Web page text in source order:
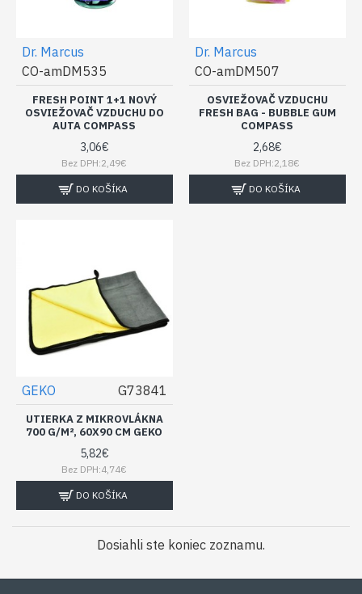
Dr. Marcus
CO-amDM535
FRESH POINT 1+1 NOVÝ
OSVIEŽOVAČ VZDUCHU DO
AUTA COMPASS
3,06€
Bez DPH:2,49€
DO KOŠÍKA
Dr. Marcus
CO-amDM507
OSVIEŽOVAČ VZDUCHU
FRESH BAG - BUBBLE GUM
COMPASS
2,68€
Bez DPH:2,18€
DO KOŠÍKA
GEKO G73841
UTIERKA Z MIKROVLÁKNA
700 G/M², 60X90 CM GEKO
5,82€
Bez DPH:4,74€
DO KOŠÍKA
Dosiahli ste koniec zoznamu.